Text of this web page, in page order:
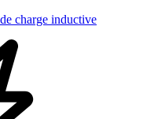
charge inductive